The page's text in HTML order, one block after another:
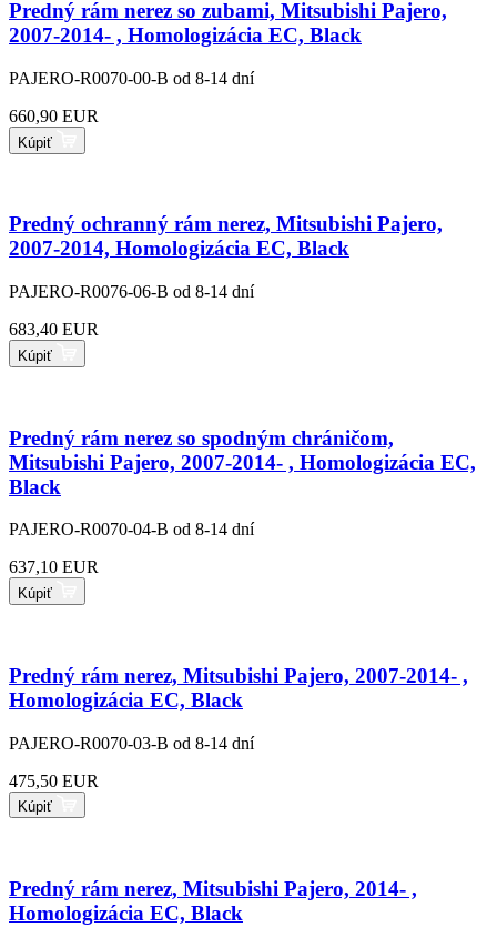
Predný rám nerez so zubami, Mitsubishi Pajero,
2007-2014- , Homologizácia EC, Black
PAJERO-R0070-00-B od 8-14 dní
660,90 EUR
Kúpiť
Predný ochranný rám nerez, Mitsubishi Pajero,
2007-2014, Homologizácia EC, Black
PAJERO-R0076-06-B od 8-14 dní
683,40 EUR
Kúpiť
Predný rám nerez so spodným chráničom,
Mitsubishi Pajero, 2007-2014- , Homologizácia EC,
Black
PAJERO-R0070-04-B od 8-14 dní
637,10 EUR
Kúpiť
Predný rám nerez, Mitsubishi Pajero, 2007-2014- ,
Homologizácia EC, Black
PAJERO-R0070-03-B od 8-14 dní
475,50 EUR
Kúpiť
Predný rám nerez, Mitsubishi Pajero, 2014- ,
Homologizácia EC, Black